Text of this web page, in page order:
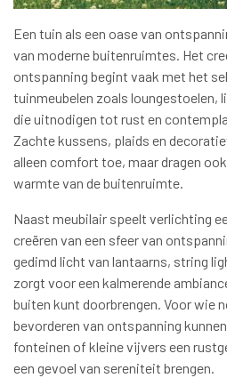
Een tuin als een oase van
van moderne buitenruimtes. Het
ontspanning begint vaak met het
tuinmeubelen zoals loungestoelen,
die uitnodigen tot rust en
Zachte kussens, plaids en
alleen comfort toe, maar dragen
warmte van de buitenruimte.
Naast meubilair speelt verlichting
creëren van een sfeer van
gedimd licht van lantaarns, string
zorgt voor een kalmerende
buiten kunt doorbrengen. Voor wie
bevorderen van ontspanning
fonteinen of kleine vijvers een
een gevoel van sereniteit brengen.